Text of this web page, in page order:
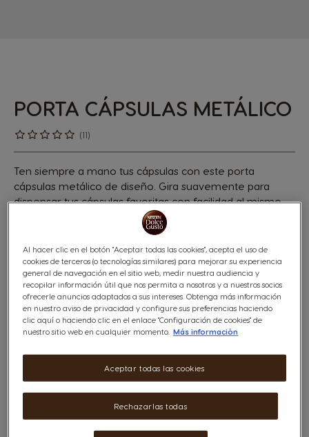
PORTA CÁPSULAS METÁLICO
(11)
Ten siempre a mano tus cápsulas con este porta
cápsulas metálico de diseño. Gira suavemente para
dispensar tus cápsulas favoritas con facilidad al mismo
tiempo que atrae todas las miradas gracias a su
$17.990
1200 puntos
Al hacer clic en el botón "Aceptar todas las cookies", acepta el uso de
cookies de terceros (o tecnologías similares) para mejorar su experiencia
general de navegación en el sitio web, medir nuestra audiencia y
recopilar información útil que nos permita a nosotros y a nuestros socios
ofrecerle anuncios adaptados a sus intereses. Obtenga más información
en nuestro aviso de privacidad y configure sus preferencias haciendo
clic aquí o haciendo clic en el enlace "Configuración de cookies" de
nuestro sitio web en cualquier momento. Más información
Rechazarlas todas
Aceptar todas las cookies